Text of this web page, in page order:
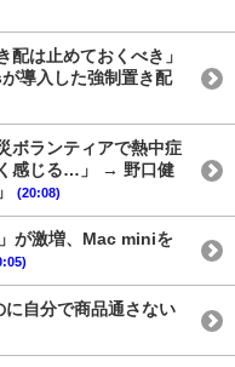
配は止めておくべき」
導入した強制置き配
ボランティアで熱中症
感じる…」 → 野口健
(20:08)
が激増、Mac miniを
に自分で商品通さない